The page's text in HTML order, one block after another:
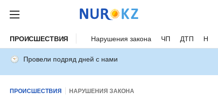
ПРОИСШЕСТВИЯ Нарушения закона ЧП ДТП
Провели подряд дней с нами
ПРОИСШЕСТВИЯ НАРУШЕНИЯ ЗАКОНА